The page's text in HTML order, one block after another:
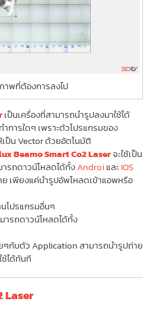
าพที่ต้องการลงไป
เป็นเครื่องที่สามารถนำรูปลงมาใช้ได้
การใดๆ เพราะตัวโปรแกรมของ
เป็น Vector ด้วยอัตโนมัติ
Beamo Smart Co2 Laserจะใช้เป็น
รถดาวน์โหลดได้ทั้งAndroi และ IOS
ย เพียงแค่นำรูปอัพโหลดเข้าแอพหรือ
โปรแกรมอื่นๆ
ารถดาวน์โหลดได้ทั้ง
ๆกับตัว Application สามารถนำรูปถ่าย
ได้ทันที
Laser